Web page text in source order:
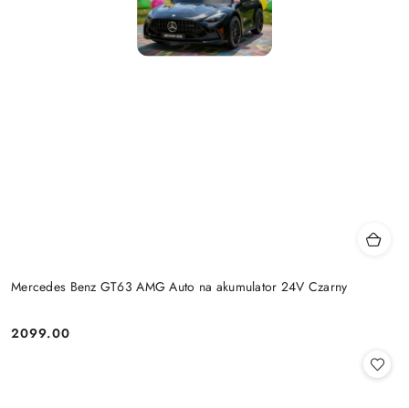
Mercedes Benz GT63 AMG Auto na akumulator 24V Czarny
Cena:
2099.00